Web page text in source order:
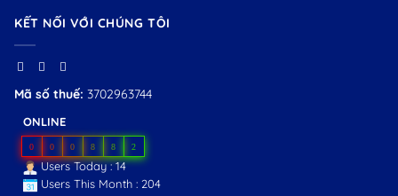
KẾT NỐI VỚI CHÚNG TÔI
Mã số thuế: 3702963744
ONLINE
0 0 0 8 8 2
Users Today : 14
Users This Month : 204